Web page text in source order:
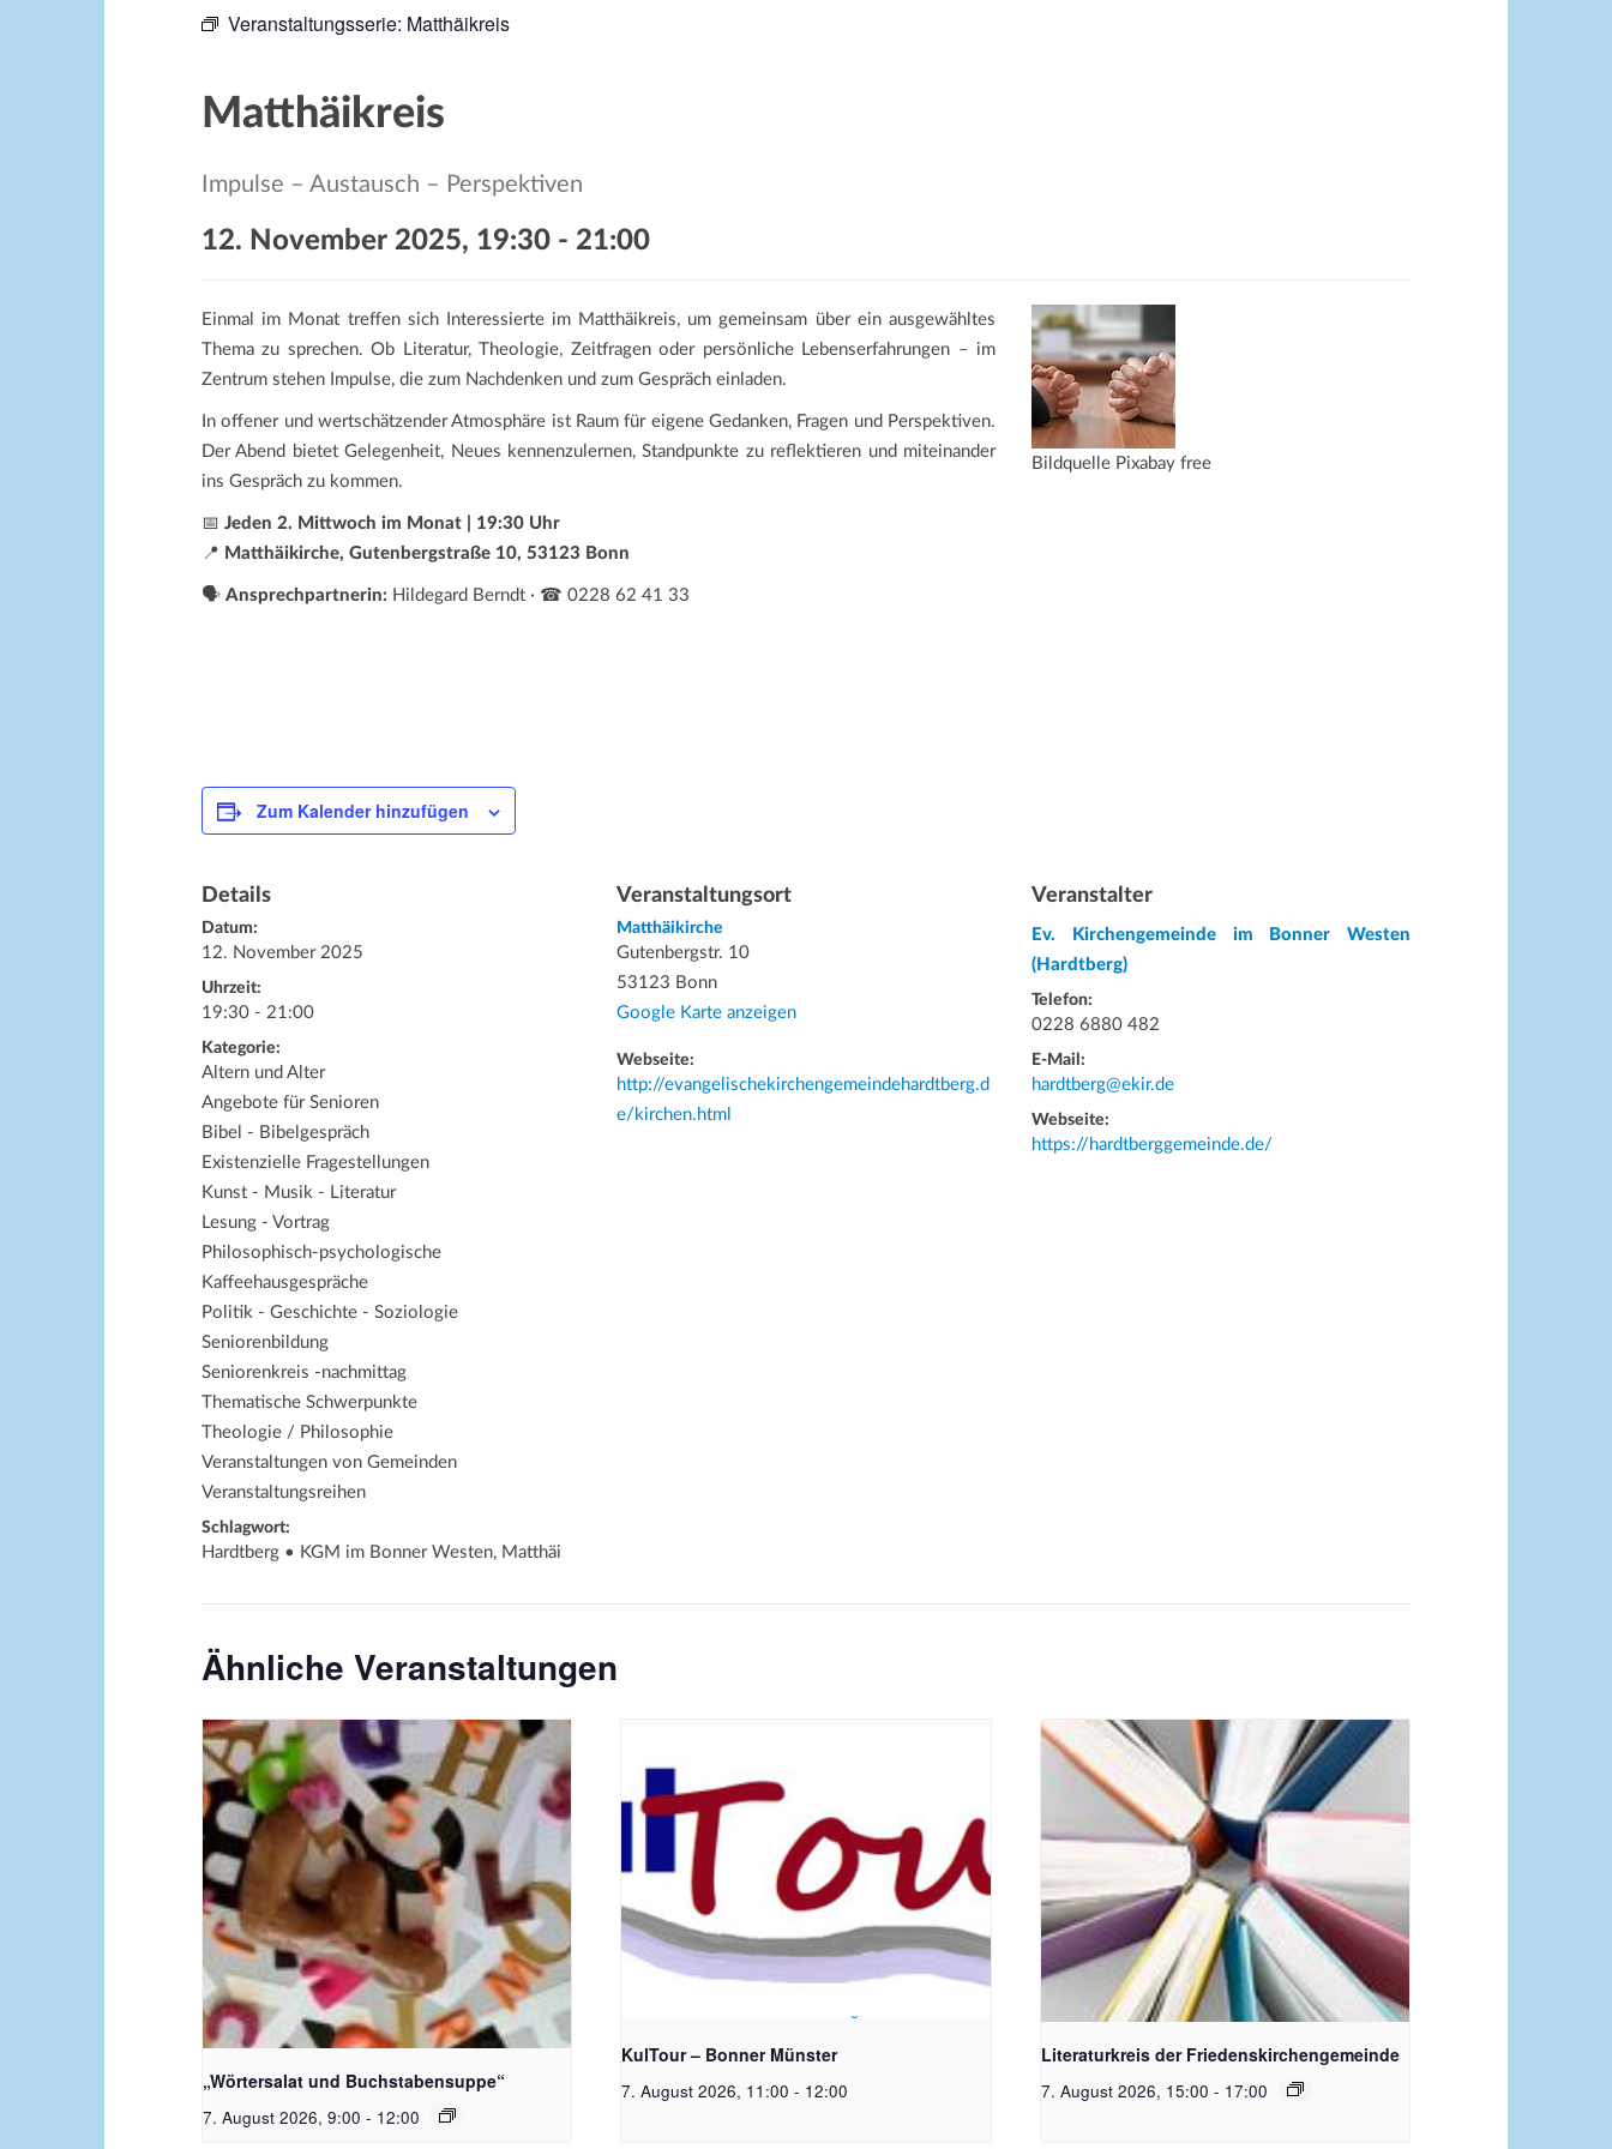
Veranstaltungsserie: Matthäikreis
Matthäikreis
Impulse – Austausch – Perspektiven
12. November 2025, 19:30 - 21:00
Einmal im Monat treffen sich Interessierte im Matthäikreis, um gemeinsam über ein ausgewähltes
Thema zu sprechen. Ob Literatur, Theologie, Zeitfragen oder persönliche Lebenserfahrungen – im
Zentrum stehen Impulse, die zum Nachdenken und zum Gespräch einladen.
In offener und wertschätzender Atmosphäre ist Raum für eigene Gedanken, Fragen und Perspektiven.
Der Abend bietet Gelegenheit, Neues kennenzulernen, Standpunkte zu reflektieren und miteinander
ins Gespräch zu kommen.
📅 Jeden 2. Mittwoch im Monat | 19:30 Uhr
📍 Matthäikirche, Gutenbergstraße 10, 53123 Bonn
🗣️ Ansprechpartnerin: Hildegard Berndt · ☎ 0228 62 41 33
Bildquelle Pixabay free
Zum Kalender hinzufügen
Details
Datum:
12. November 2025
Uhrzeit:
19:30 - 21:00
Kategorie:
Altern und Alter
Angebote für Senioren
Bibel - Bibelgespräch
Existenzielle Fragestellungen
Kunst - Musik - Literatur
Lesung - Vortrag
Philosophisch-psychologische
Kaffeehausgespräche
Politik - Geschichte - Soziologie
Seniorenbildung
Seniorenkreis -nachmittag
Thematische Schwerpunkte
Theologie / Philosophie
Veranstaltungen von Gemeinden
Veranstaltungsreihen
Schlagwort:
Hardtberg • KGM im Bonner Westen, Matthäi
Veranstaltungsort
Matthäikirche
Gutenbergstr. 10
53123 Bonn
Google Karte anzeigen
Webseite:
http://evangelischekirchengemeindehardtberg.d
e/kirchen.html
Veranstalter
Ev. Kirchengemeinde im Bonner Westen
(Hardtberg)
Telefon:
0228 6880 482
E-Mail:
hardtberg@ekir.de
Webseite:
https://hardtberggemeinde.de/
Ähnliche Veranstaltungen
Bildquelle_ Pixabay Free_Christoph
Meinersmann
„Wörtersalat und Buchstabensuppe“
7. August 2026, 9:00 - 12:00
KulTour – Bonner Münster
7. August 2026, 11:00 - 12:00
Bildquelle Pixabay
Literaturkreis der Friedenskirchengemeinde
7. August 2026, 15:00 - 17:00